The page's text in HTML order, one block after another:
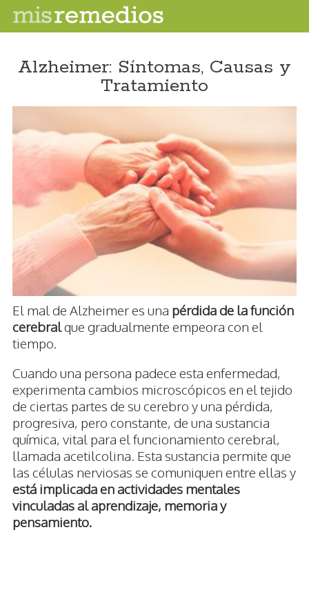
Alzheimer: Síntomas, Causas y
Tratamiento
El mal de Alzheimer es una pérdida de la función
cerebral que gradualmente empeora con el
tiempo.
Cuando una persona padece esta enfermedad,
experimenta cambios microscópicos en el tejido
de ciertas partes de su cerebro y una pérdida,
progresiva, pero constante, de una sustancia
química, vital para el funcionamiento cerebral,
llamada acetilcolina. Esta sustancia permite que
las células nerviosas se comuniquen entre ellas y
está implicada en actividades mentales
vinculadas al aprendizaje, memoria y
pensamiento.